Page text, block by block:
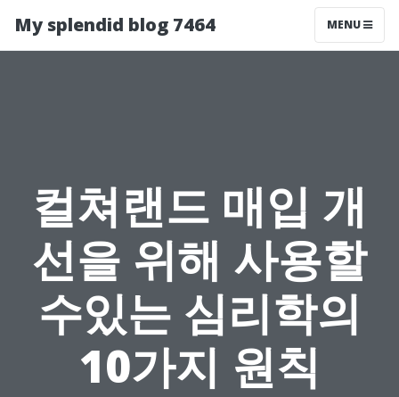
My splendid blog 7464 MENU
컬쳐랜드 매입 개
선을 위해 사용할
수있는 심리학의
10가지 원칙